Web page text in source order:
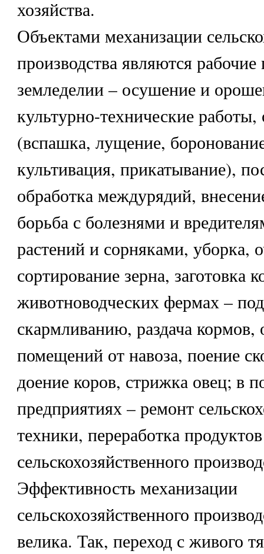
хозяйства.
Объектами механизации
производства являются
земледелии – осушение и
культурно-технические
(вспашка, лущение,
культивация, прикатывание),
обработка междурядий,
борьба с болезнями и
растений и сорняками, уборка,
сортирование зерна, заготовка
животноводческих фермах –
скармливанию, раздача кормов,
помещений от навоза, поение
доение коров, стрижка овец; в
предприятиях – ремонт
техники, переработка продуктов
сельскохозяйственного
Эффективность механизации
сельскохозяйственного
велика. Так, переход с живого